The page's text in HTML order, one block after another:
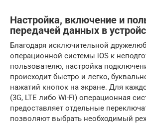
Настройка, включение и
передачей данных в
Благодаря исключительной
операционной системы iOS к
пользователю, настройка
происходит быстро и легко,
нажатий кнопок на экране. Для
(3G, LTE либо Wi-Fi) операционная
предоставляет отдельные
позволяют выбрать необходимый